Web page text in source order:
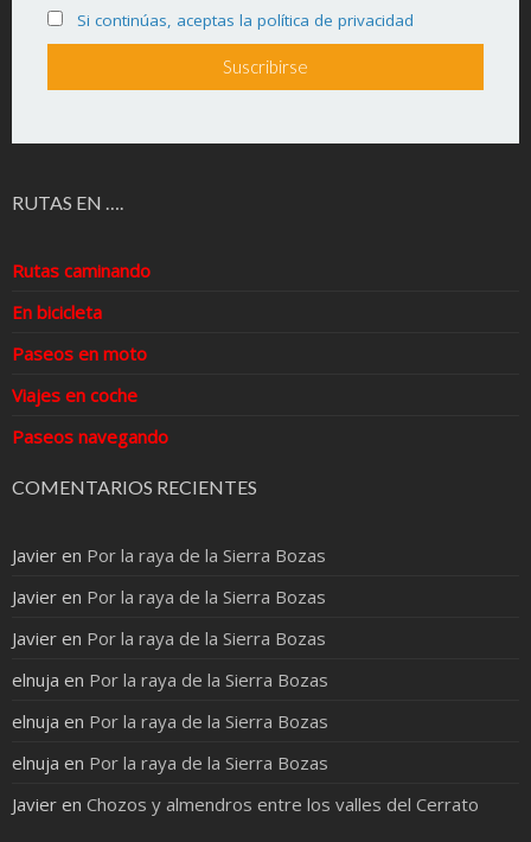
Si continúas, aceptas la política de privacidad
RUTAS EN ….
Rutas caminando
En bicicleta
Paseos en moto
Viajes en coche
Paseos navegando
COMENTARIOS RECIENTES
Javier en Por la raya de la Sierra Bozas
Javier en Por la raya de la Sierra Bozas
Javier en Por la raya de la Sierra Bozas
elnuja en Por la raya de la Sierra Bozas
elnuja en Por la raya de la Sierra Bozas
elnuja en Por la raya de la Sierra Bozas
Javier en Chozos y almendros entre los valles del Cerrato